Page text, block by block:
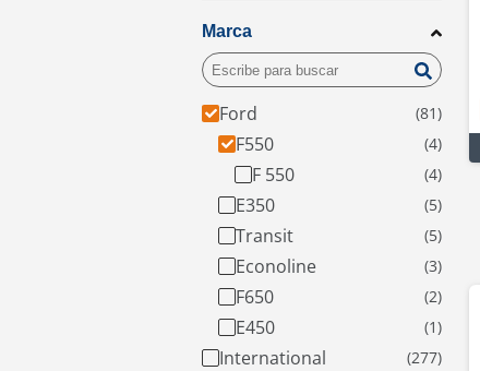
Marca
Ford
F550
F 550
E350
Transit
Econoline
F650
E450
International